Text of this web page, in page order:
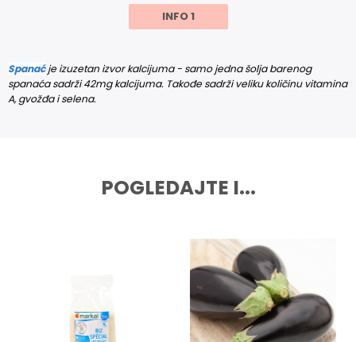
INFO 1
Spanaćje izuzetan izvor kalcijuma - samo jedna šolja barenog
spanaća sadrži 42mg kalcijuma. Takođe sadrži veliku količinu vitamina
A, gvožđa i selena.
POGLEDAJTE I...